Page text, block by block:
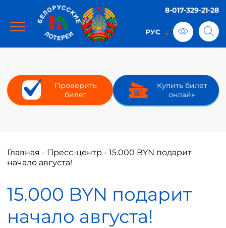
8-017-329-21-28
Проверить
билет
Купить билет
онлайн
Главная - Пресс-центр - 15.000 BYN подарит
начало августа!
15.000 BYN подарит
начало августа!